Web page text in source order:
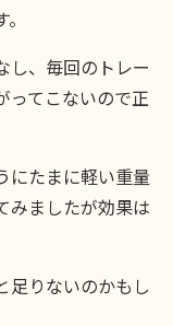
し、毎回のトレー
ってこないので正
にたまに軽い重量
みましたが効果は
足りないのかもし